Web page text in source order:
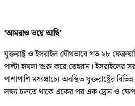
‘আমরাও ভয়ে আছি’
যুক্তরাষ্ট্র ও ইসরাইল যৌথভাবে গত ২৮
পাল্টা হামলা শুরু করে তেহরান। ইসরাইলের
পাশাপাশি মধ্যপ্রাচ্যে অবস্থিত যুক্তরাষ্ট্রের
লক্ষ্য চলতে থাকে একের পর এক ড্রোন ও